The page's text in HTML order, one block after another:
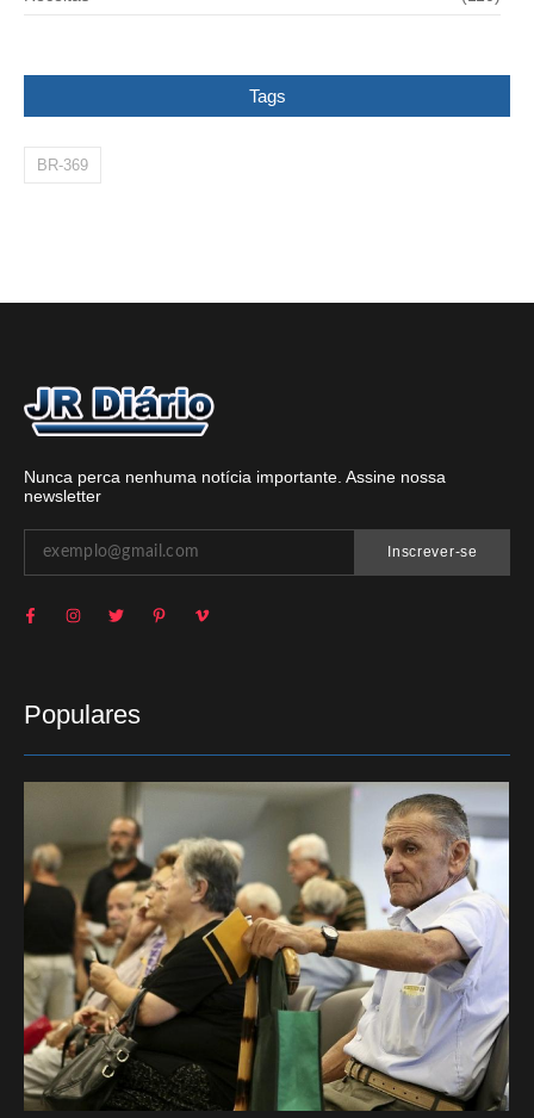
Tags
BR-369
Nunca perca nenhuma notícia importante. Assine nossa
newsletter
Inscrever-se
Populares